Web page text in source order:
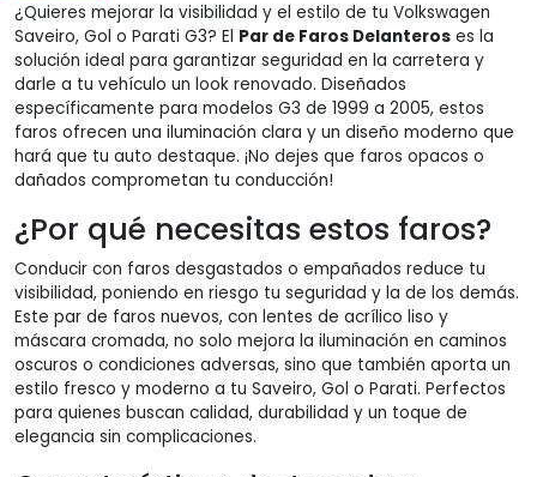
¿Quieres mejorar la visibilidad y el estilo de tu Volkswagen
Saveiro, Gol o Parati G3? El Par de Faros Delanteros es la
solución ideal para garantizar seguridad en la carretera y
darle a tu vehículo un look renovado. Diseñados
específicamente para modelos G3 de 1999 a 2005, estos
faros ofrecen una iluminación clara y un diseño moderno que
hará que tu auto destaque. ¡No dejes que faros opacos o
dañados comprometan tu conducción!
¿Por qué necesitas estos faros?
Conducir con faros desgastados o empañados reduce tu
visibilidad, poniendo en riesgo tu seguridad y la de los demás.
Este par de faros nuevos, con lentes de acrílico liso y
máscara cromada, no solo mejora la iluminación en caminos
oscuros o condiciones adversas, sino que también aporta un
estilo fresco y moderno a tu Saveiro, Gol o Parati. Perfectos
para quienes buscan calidad, durabilidad y un toque de
elegancia sin complicaciones.